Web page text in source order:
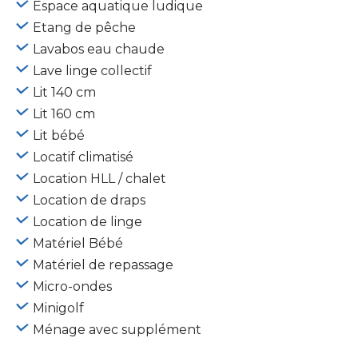
Espace aquatique ludique
Etang de pêche
Lavabos eau chaude
Lave linge collectif
Lit 140 cm
Lit 160 cm
Lit bébé
Locatif climatisé
Location HLL / chalet
Location de draps
Location de linge
Matériel Bébé
Matériel de repassage
Micro-ondes
Minigolf
Ménage avec supplément